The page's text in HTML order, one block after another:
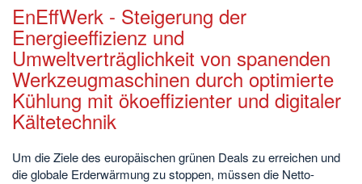
EnEffWerk - Steigerung der
Energieeffizienz und
Umweltverträglichkeit von spanenden
Werkzeugmaschinen durch optimierte
Kühlung mit ökoeffizienter und digitaler
Kältetechnik
Um die Ziele des europäischen grünen Deals zu erreichen und
die globale Erderwärmung zu stoppen, müssen die Netto-